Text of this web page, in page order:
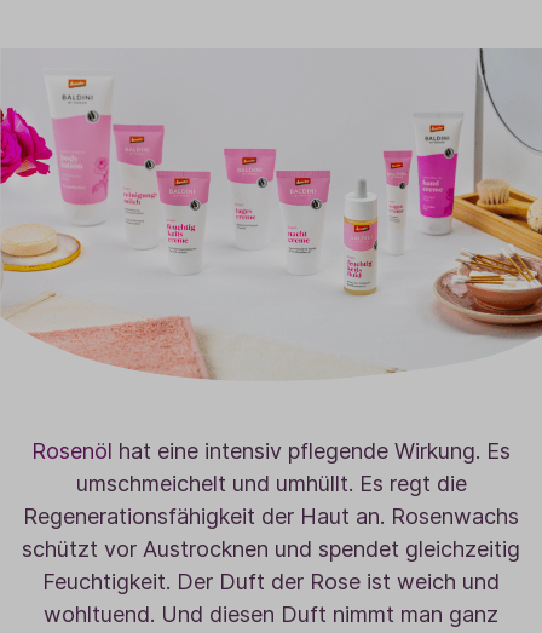
Rosenöl hat eine intensiv pflegende Wirkung. Es
umschmeichelt und umhüllt. Es regt die
Regenerationsfähigkeit der Haut an. Rosenwachs
schützt vor Austrocknen und spendet gleichzeitig
Feuchtigkeit. Der Duft der Rose ist weich und
wohltuend. Und diesen Duft nimmt man ganz